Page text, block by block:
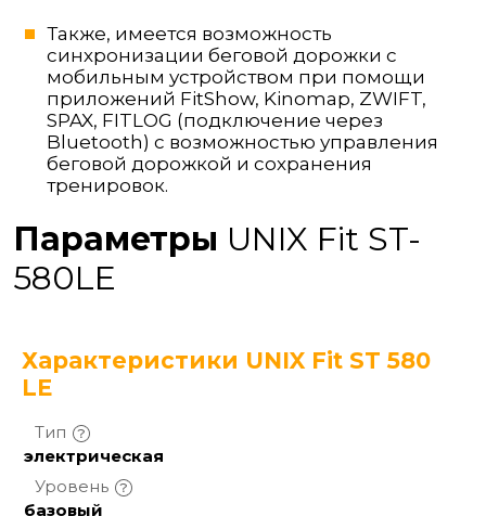
Также, имеется возможность
синхронизации беговой дорожки с
мобильным устройством при помощи
приложений FitShow, Kinomap, ZWIFT,
SPAX, FITLOG (подключение через
Bluetooth) с возможностью управления
беговой дорожкой и сохранения
тренировок.
Параметры UNIX Fit ST-
580LE
Характеристики UNIX Fit ST 580
LE
Тип
электрическая
Уровень
базовый